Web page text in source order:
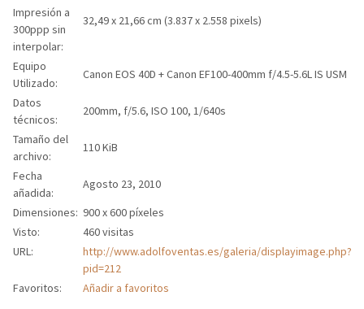
Impresión a
300ppp sin
interpolar:
32,49 x 21,66 cm (3.837 x 2.558 pixels)
Equipo
Utilizado:
Canon EOS 40D + Canon EF100-400mm f/4.5-5.6L IS USM
Datos
técnicos:
200mm, f/5.6, ISO 100, 1/640s
Tamaño del
archivo:
110 KiB
Fecha
añadida:
Agosto 23, 2010
Dimensiones: 900 x 600 píxeles
Visto:
460 visitas
URL:
http://www.adolfoventas.es/galeria/displayimage.php?
pid=212
Favoritos:
Añadir a favoritos